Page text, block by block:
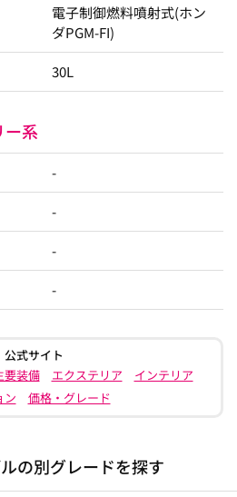
電子制御燃料噴射式(ホン
ダPGM-FI)
30L
ー系
-
-
-
-
公式サイト
要装備 エクステリア
インテリア
ン
価格・グレード
の別グレードを探す